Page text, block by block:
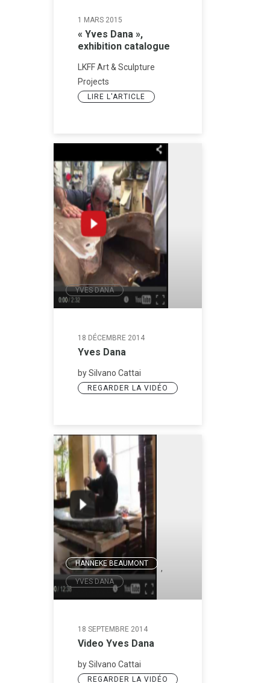
1 MARS 2015
« Yves Dana »,
exhibition catalogue
LKFF Art & Sculpture
Projects
LIRE L'ARTICLE
YVES DANA
18 DÉCEMBRE 2014
Yves Dana
by Silvano Cattai
REGARDER LA VIDÉO
HANNEKE BEAUMONT ,
YVES DANA
18 SEPTEMBRE 2014
Video Yves Dana
by Silvano Cattai
REGARDER LA VIDÉO